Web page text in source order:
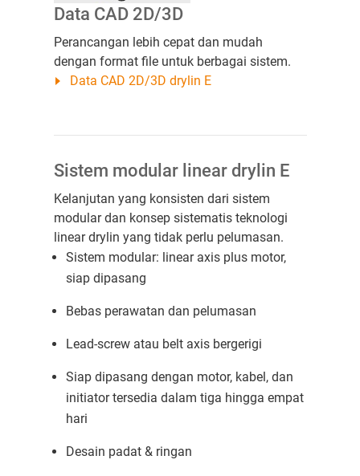
Data CAD 2D/3D
Perancangan lebih cepat dan mudah
dengan format file untuk berbagai sistem.
Data CAD 2D/3D drylin E
Sistem modular linear drylin E
Kelanjutan yang konsisten dari sistem
modular dan konsep sistematis teknologi
linear drylin yang tidak perlu pelumasan.
Sistem modular: linear axis plus motor,
siap dipasang
Bebas perawatan dan pelumasan
Lead-screw atau belt axis bergerigi
Siap dipasang dengan motor, kabel, dan
initiator tersedia dalam tiga hingga empat
hari
Desain padat & ringan